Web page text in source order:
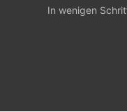
In wenigen